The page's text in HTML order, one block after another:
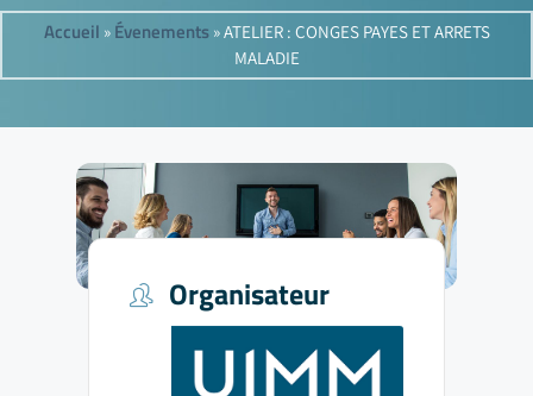
Accueil » Évenements»ATELIER : CONGES PAYES ET ARRETS
MALADIE
Organisateur